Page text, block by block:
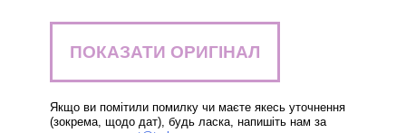
ПОКАЗАТИ ОРИГІНАЛ
Якщо ви помітили помилку чи маєте якесь уточнення
(зокрема, щодо дат), будь ласка, напишіть нам за